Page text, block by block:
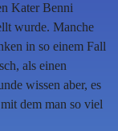
Kater Benni
wurde. Manche
in so einem Fall
als einen
wissen aber, es
dem man so viel